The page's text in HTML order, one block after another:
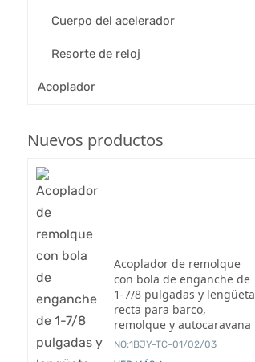
Cuerpo del acelerador
Resorte de reloj
Acoplador
Nuevos productos
Acoplador de remolque
con bola de enganche de
1-7/8 pulgadas y lengüeta
recta para barco,
remolque y autocaravana
NO:1BJY-TC-01/02/03